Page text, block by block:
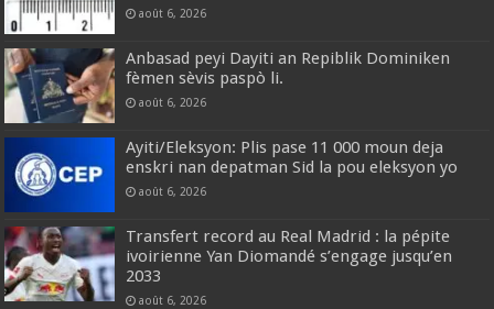
août 6, 2026
Anbasad peyi Dayiti an Repiblik Dominiken
fèmen sèvis paspò li.
août 6, 2026
Ayiti/Eleksyon: Plis pase 11 000 moun deja
enskri nan depatman Sid la pou eleksyon yo
août 6, 2026
Transfert record au Real Madrid : la pépite
ivoirienne Yan Diomandé s’engage jusqu’en
2033
août 6, 2026